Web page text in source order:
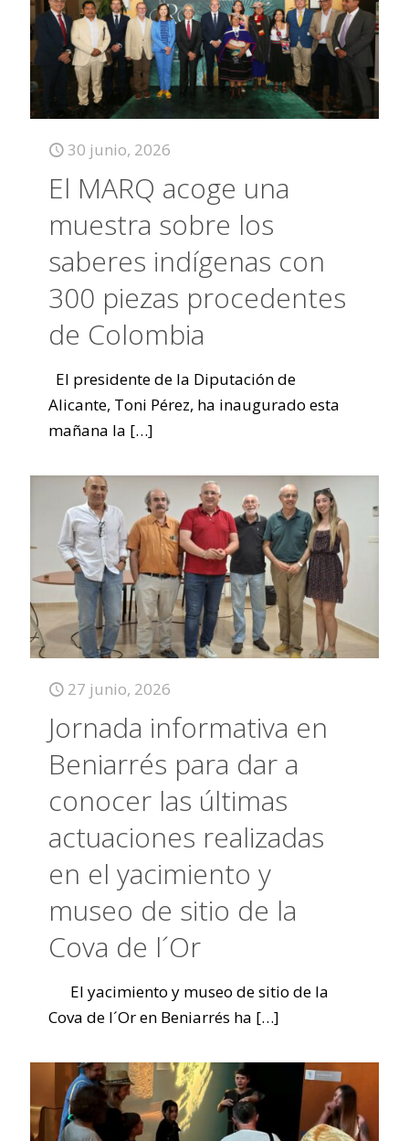
30 junio, 2026
El MARQ acoge una
muestra sobre los
saberes indígenas con
300 piezas procedentes
de Colombia
El presidente de la Diputación de
Alicante, Toni Pérez, ha inaugurado esta
mañana la […]
27 junio, 2026
Jornada informativa en
Beniarrés para dar a
conocer las últimas
actuaciones realizadas
en el yacimiento y
museo de sitio de la
Cova de l´Or
El yacimiento y museo de sitio de la
Cova de l´Or en Beniarrés ha […]